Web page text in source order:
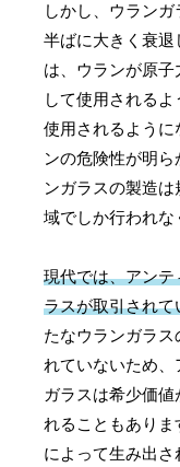
しかし、ウラン
半ばに大きく衰
は、ウランが原子
して使用される
使用されるように
ンの危険性が明
ンガラスの製造
域でしか行われな
現代では、アン
ラスが取引されて
たなウランガラ
れていないため、
ガラスは希少価値
れることもあり
によって生み出